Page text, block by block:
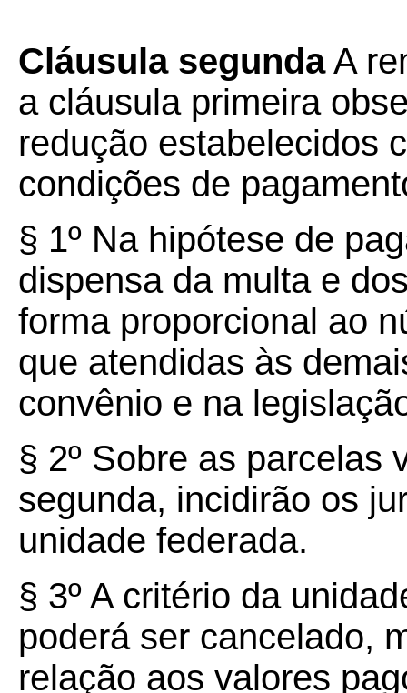
Cláusula segundaA
a cláusula primeira
redução estabelecidos
condições de
§ 1º Na hipótese de
dispensa da multa e
forma proporcional ao
que atendidas às
convênio e na
§ 2º Sobre as parcelas
segunda, incidirão os
unidade federada.
§ 3º A critério da
poderá ser cancelado,
relação aos valores